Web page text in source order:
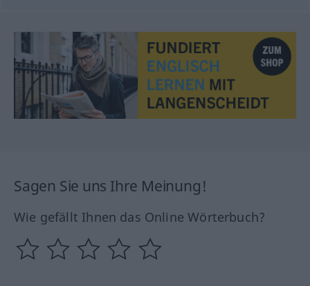
Sagen Sie uns Ihre Meinung!
Wie gefällt Ihnen das Online Wörterbuch?